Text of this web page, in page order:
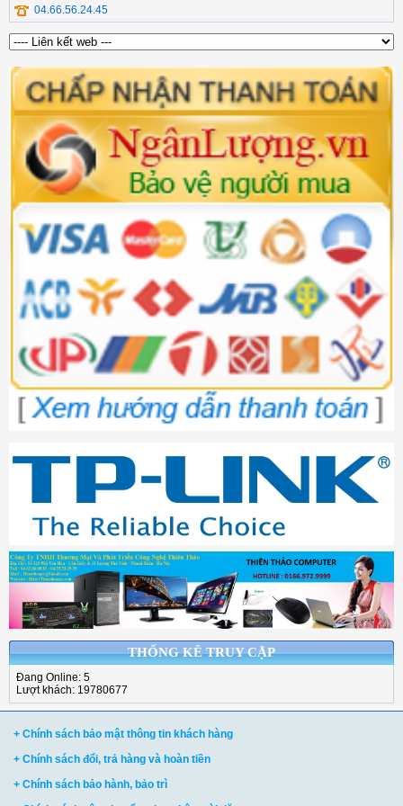
04.66.56.24.45
THỐNG KÊ TRUY CẬP
Đang Online: 5
Lượt khách: 19780677
+ Chính sách bảo mật thông tin khách hàng
+ Chính sách đổi, trả hàng và hoàn tiền
+ Chính sách bảo hành, bảo trì